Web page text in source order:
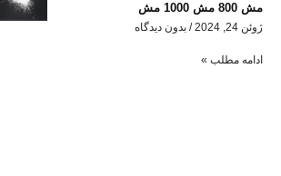
مش 800 مش 1000 مش
ژوئن 24, 2024 بدون دیدگاه
ادامه مطلب »